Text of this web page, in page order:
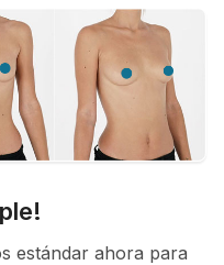
estándar ahora para